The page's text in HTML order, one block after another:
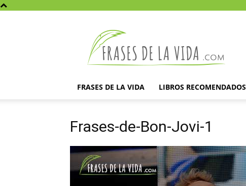
la
vida
FRASES DE LA VIDA LIBROS RECOMENDADOS
Frases-de-Bon-Jovi-1